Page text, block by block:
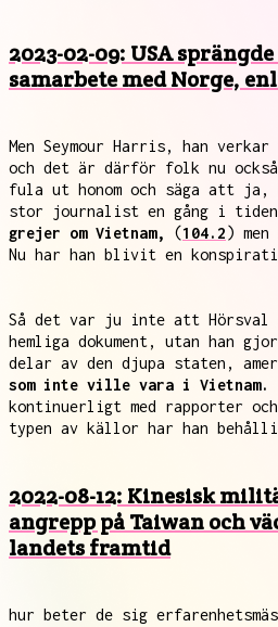
2023-02-09: USA
samarbete med Norge,
Men Seymour Harris, han
och det är därför folk nu
fula ut honom och säga att
stor journalist en gång i
grejer om Vietnam,
(104.2)
Nu har han blivit en
Så det var ju inte att Hörsval
hemliga dokument, utan han
delar av den djupa staten,
som inte ville vara i Vietnam.
kontinuerligt med rapporter
typen av källor har han
2022-08-12: Kinesisk
angrepp på Taiwan och
landets framtid
hur beter de sig